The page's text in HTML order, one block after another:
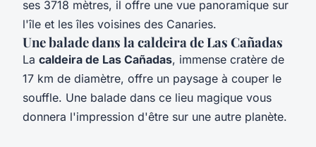
ses 3718 mètres, il offre une vue panoramique sur
l'île et les îles voisines des Canaries.
Une balade dans la caldeira de Las Cañadas
La caldeira de Las Cañadas, immense cratère de
17 km de diamètre, offre un paysage à couper le
souffle. Une balade dans ce lieu magique vous
donnera l'impression d'être sur une autre planète.